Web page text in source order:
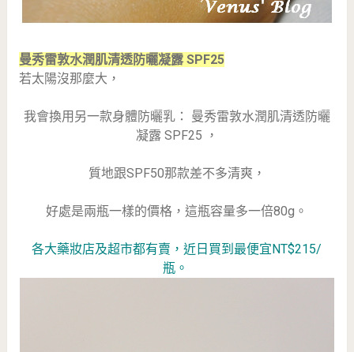
曼秀雷敦水潤肌清透防曬凝露 SPF25
若太陽沒那麼大，
我會換用另一款身體防曬乳： 曼秀雷敦水潤肌清透防曬
凝露 SPF25 ，
質地跟SPF50那款差不多清爽，
好處是兩瓶一樣的價格，這瓶容量多一倍80g。
各大藥妝店及超市都有賣，近日買到最便宜NT$215/
瓶。